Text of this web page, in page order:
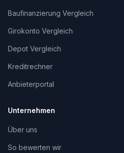
Baufinanzierung Vergleich
Girokonto Vergleich
Depot Vergleich
Kreditrechner
Anbieterportal
Unternehmen
Über uns
So bewerten wir